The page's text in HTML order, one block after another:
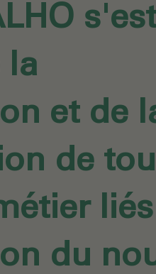
s'est
la
et de
de
du